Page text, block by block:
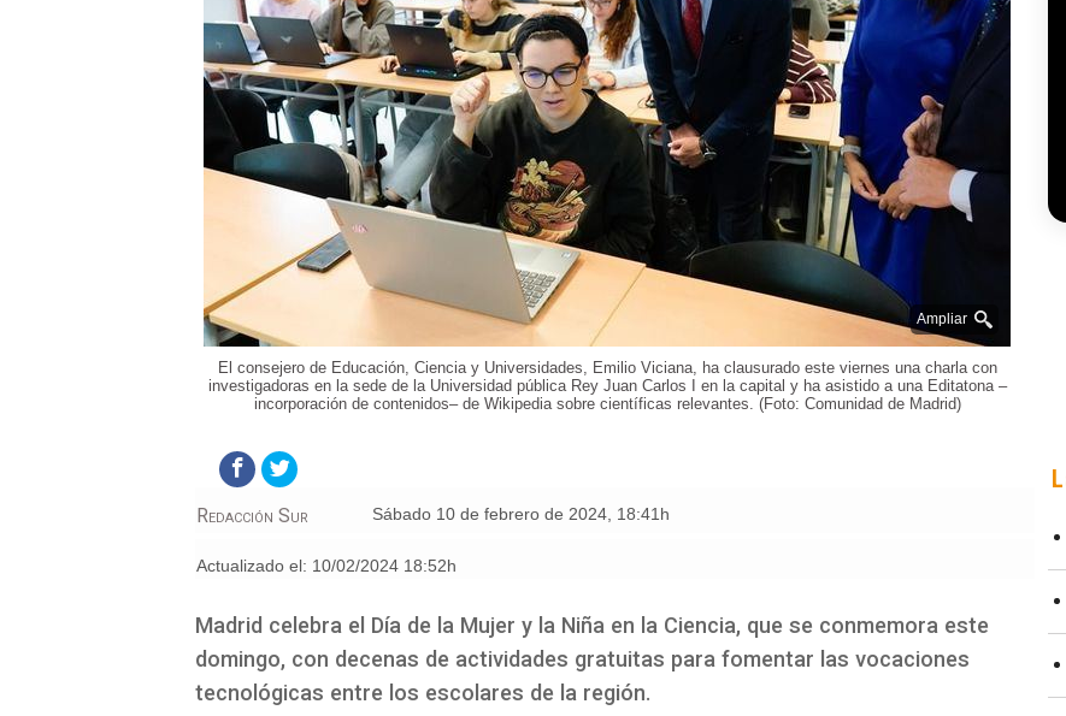
Ampliar
El consejero de Educación, Ciencia y Universidades, Emilio Viciana, ha clausurado este viernes una charla con
investigadoras en la sede de la Universidad pública Rey Juan Carlos I en la capital y ha asistido a una Editatona –
incorporación de contenidos– de Wikipedia sobre científicas relevantes. (Foto: Comunidad de Madrid)
sábado 10 de febrero de 2024, 18:41h
Redacción Sur
Actualizado el: 10/02/2024 18:52h
Madrid celebra el Día de la Mujer y la Niña en la Ciencia, que se conmemora este
domingo, con decenas de actividades gratuitas para fomentar las vocaciones
tecnológicas entre los escolares de la región.